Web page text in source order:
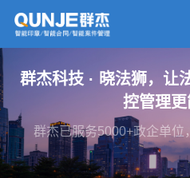
群杰科技 · 晓法狮，让
控管理更
群杰已服务5000+政企单